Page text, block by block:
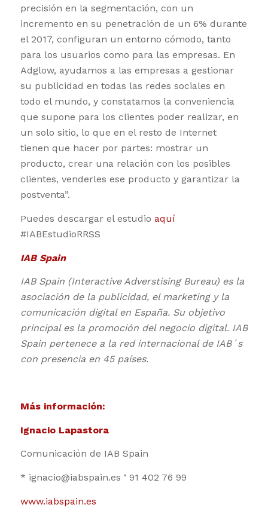
precisión en la segmentación, con un
incremento en su penetración de un 6% durante
el 2017, configuran un entorno cómodo, tanto
para los usuarios como para las empresas. En
Adglow, ayudamos a las empresas a gestionar
su publicidad en todas las redes sociales en
todo el mundo, y constatamos la conveniencia
que supone para los clientes poder realizar, en
un solo sitio, lo que en el resto de Internet
tienen que hacer por partes: mostrar un
producto, crear una relación con los posibles
clientes, venderles ese producto y garantizar la
postventa”.
Puedes descargar el estudio aquí
#IABEstudioRRSS
IAB Spain
IAB Spain (Interactive Adverstising Bureau) es la
asociación de la publicidad, el marketing y la
comunicación digital en España. Su objetivo
principal es la promoción del negocio digital. IAB
Spain pertenece a la red internacional de IAB´s
con presencia en 45 países.
Más información:
Ignacio Lapastora
Comunicación de IAB Spain
* ignacio@iabspain.es ‘ 91 402 76 99
www.iabspain.es